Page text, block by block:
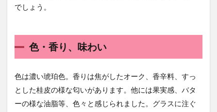
でしょう。
色・香り、味わい
色は濃い琥珀色。香りは焦がしたオーク、香辛料、すっ
とした桂皮の様な匂いがあります。他には果実感、バタ
ーの様な油脂等、色々と感じられました。グラスに注ぐ